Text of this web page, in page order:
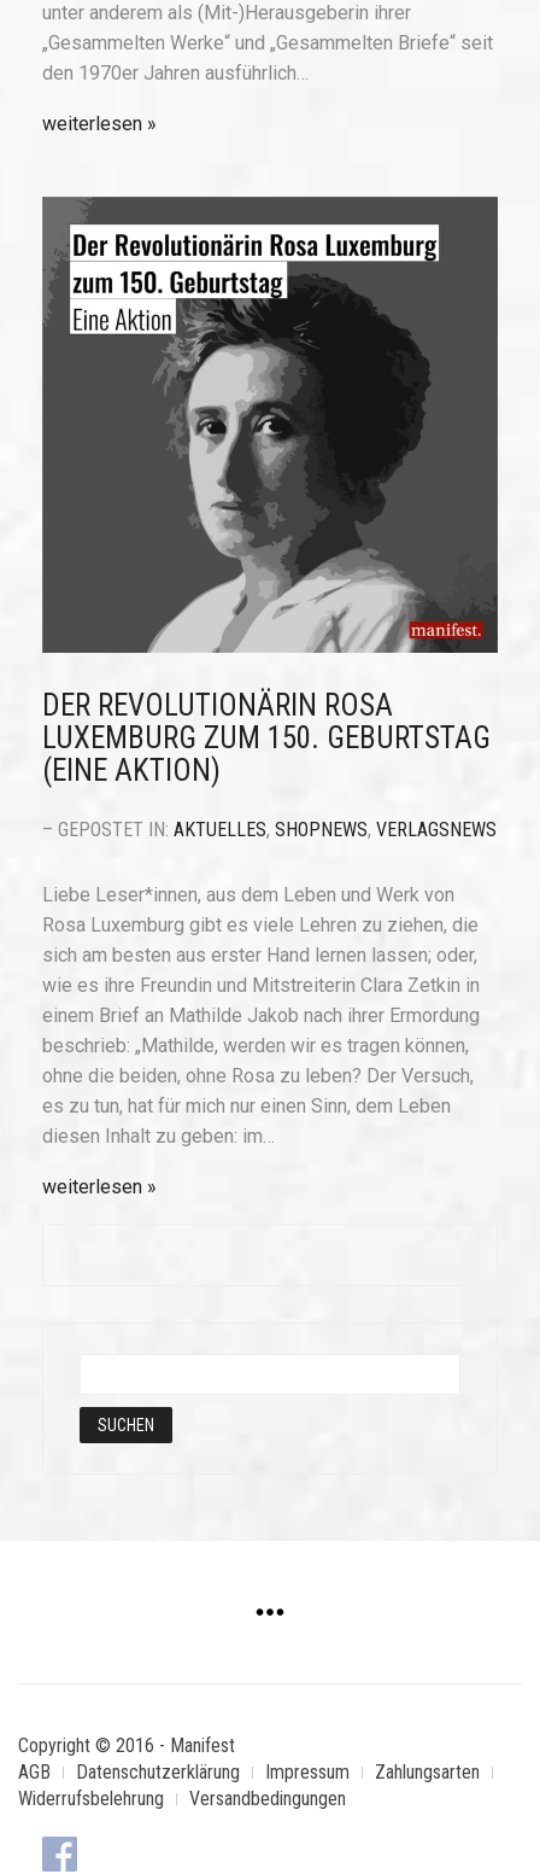
unter anderem als (Mit-)Herausgeberin ihrer
„Gesammelten Werke“ und „Gesammelten Briefe“ seit
den 1970er Jahren ausführlich…
weiterlesen
DER REVOLUTIONÄRIN ROSA
LUXEMBURG ZUM 150. GEBURTSTAG
(EINE AKTION)
– GEPOSTET IN: AKTUELLES, SHOPNEWS, VERLAGSNEWS
Liebe Leser*innen, aus dem Leben und Werk von
Rosa Luxemburg gibt es viele Lehren zu ziehen, die
sich am besten aus erster Hand lernen lassen; oder,
wie es ihre Freundin und Mitstreiterin Clara Zetkin in
einem Brief an Mathilde Jakob nach ihrer Ermordung
beschrieb: „Mathilde, werden wir es tragen können,
ohne die beiden, ohne Rosa zu leben? Der Versuch,
es zu tun, hat für mich nur einen Sinn, dem Leben
diesen Inhalt zu geben: im…
weiterlesen
Copyright © 2016 - Manifest
AGB
Datenschutzerklärung Impressum
Zahlungsarten
Widerrufsbelehrung
Versandbedingungen